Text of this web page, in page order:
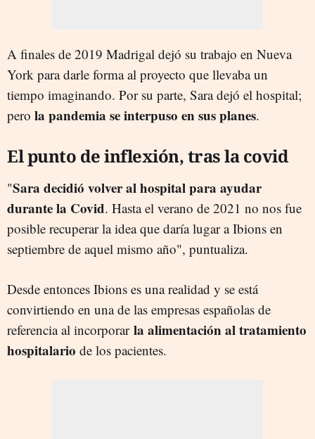
A finales de 2019 Madrigal dejó su trabajo en Nueva
York para darle forma al proyecto que llevaba un
tiempo imaginando. Por su parte, Sara dejó el hospital;
pero la pandemia se interpuso en sus planes.
El punto de inflexión, tras la covid
"Sara decidió volver al hospital para ayudar
durante la Covid. Hasta el verano de 2021 no nos fue
posible recuperar la idea que daría lugar a Ibions en
septiembre de aquel mismo año", puntualiza.
Desde entonces Ibions es una realidad y se está
convirtiendo en una de las empresas españolas de
referencia al incorporarla alimentación al tratamiento
hospitalario de los pacientes.